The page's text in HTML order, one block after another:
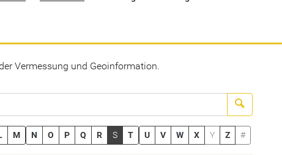
Vermessung und Geoinformation.
M N O P Q R S T U V W X Y Z #